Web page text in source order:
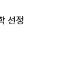
선정